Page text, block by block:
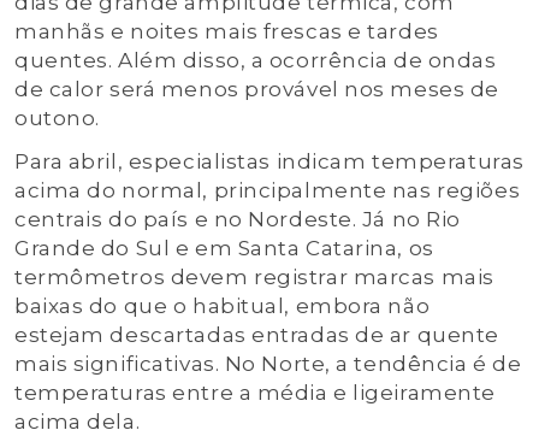
manhãs e noites mais frescas e tardes
quentes. Além disso, a ocorrência de ondas
de calor será menos provável nos meses de
outono.
Para abril, especialistas indicam temperaturas
acima do normal, principalmente nas regiões
centrais do país e no Nordeste. Já no Rio
Grande do Sul e em Santa Catarina, os
termômetros devem registrar marcas mais
baixas do que o habitual, embora não
estejam descartadas entradas de ar quente
mais significativas. No Norte, a tendência é de
temperaturas entre a média e ligeiramente
acima dela.